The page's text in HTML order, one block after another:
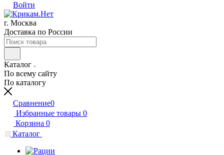
Войти
г. Москва
Доставка по России
Каталог
По всему сайту
По каталогу
Сравнение0
Избранные товары 0
Корзина 0
Каталог